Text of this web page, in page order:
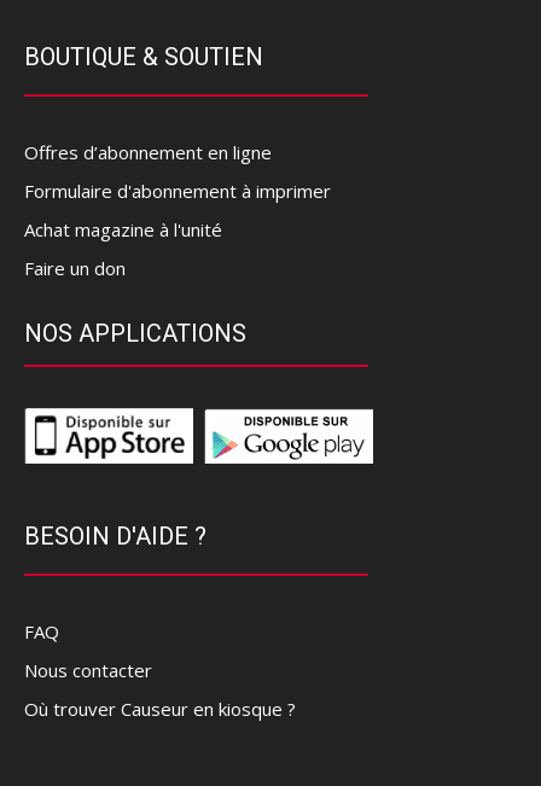
BOUTIQUE & SOUTIEN
Offres d’abonnement en ligne
Formulaire d'abonnement à imprimer
Achat magazine à l'unité
Faire un don
NOS APPLICATIONS
BESOIN D'AIDE ?
FAQ
Nous contacter
Où trouver Causeur en kiosque ?